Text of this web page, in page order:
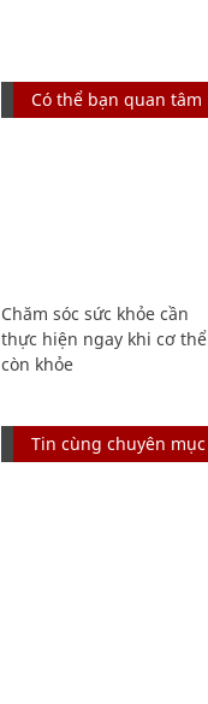
Có thể bạn quan tâm
Chăm sóc sức khỏe cần
thực hiện ngay khi cơ thể
còn khỏe
Tin cùng chuyên mục